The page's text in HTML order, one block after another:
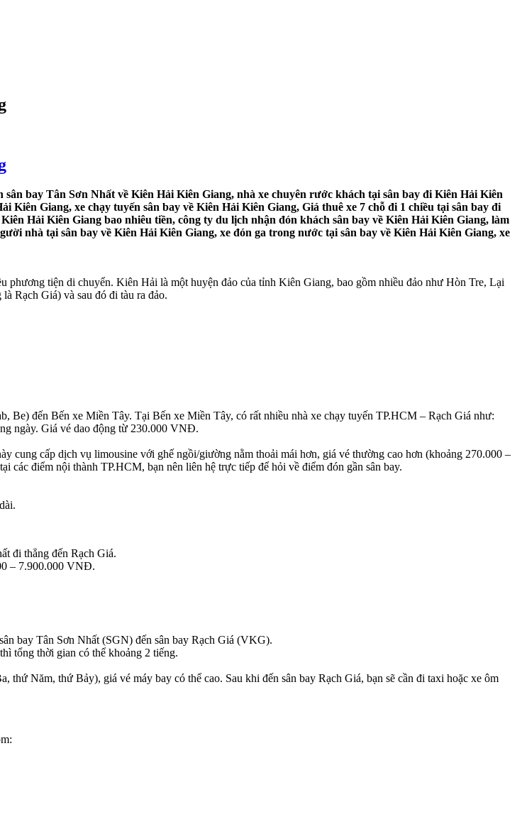
bay Tân Sơn Nhất về Kiên Hải Kiên Giang, nhà xe chuyên rước khách tại sân bay đi Kiên Hải Kiên
Giang, xe chạy tuyến sân bay về Kiên Hải Kiên Giang, Giá thuê xe 7 chỗ đi 1 chiều tại sân bay đi
Hải Kiên Giang bao nhiêu tiền, công ty du lịch nhận đón khách sân bay về Kiên Hải Kiên Giang, làm
nhà tại sân bay về Kiên Hải Kiên Giang, xe đón ga trong nước tại sân bay về Kiên Hải Kiên Giang, xe
tiện di chuyển. Kiên Hải là một huyện đảo của tỉnh Kiên Giang, bao gồm nhiều đảo như Hòn Tre, Lại
Rạch Giá) và sau đó đi tàu ra đảo.
Be) đến Bến xe Miền Tây. Tại Bến xe Miền Tây, có rất nhiều nhà xe chạy tuyến TP.HCM – Rạch Giá như:
ngày. Giá vé dao động từ 230.000 VNĐ.
cung cấp dịch vụ limousine với ghế ngồi/giường nằm thoải mái hơn, giá vé thường cao hơn (khoảng 270.000 –
điểm nội thành TP.HCM, bạn nên liên hệ trực tiếp để hỏi về điểm đón gần sân bay.
đi thẳng đến Rạch Giá.
– 7.900.000 VNĐ.
bay Tân Sơn Nhất (SGN) đến sân bay Rạch Giá (VKG).
tổng thời gian có thể khoảng 2 tiếng.
thứ Năm, thứ Bảy), giá vé máy bay có thể cao. Sau khi đến sân bay Rạch Giá, bạn sẽ cần đi taxi hoặc xe ôm